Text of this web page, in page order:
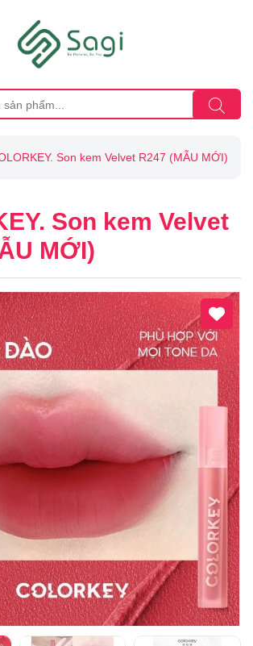
Son kem Velvet R247 (MẪU MỚI)
Son kem Velvet
MỚI)
Ngày hết hạn: